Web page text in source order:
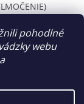
pohodlné
webu